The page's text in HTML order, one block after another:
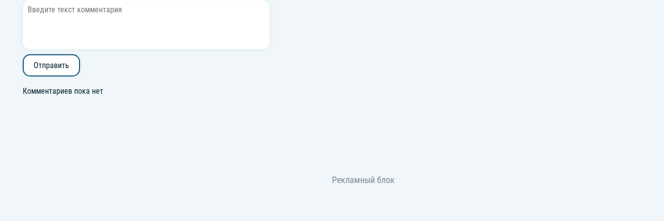
Отправить
Комментариев пока нет